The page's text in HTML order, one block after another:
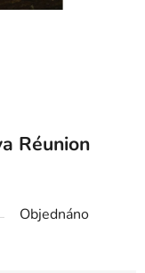
Réunion
Objednáno